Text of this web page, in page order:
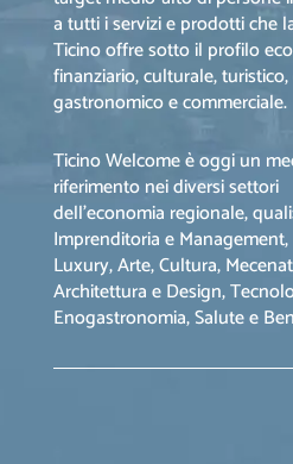
a tutti i servizi e prodotti che
Ticino offre sotto il profilo
finanziario, culturale,
gastronomico e commerciale.
Ticino Welcome è oggi un
riferimento nei diversi settori
dell’economia regionale,
Imprenditoria e
Luxury, Arte, Cultura,
Architettura e Design,
Enogastronomia, Salute e